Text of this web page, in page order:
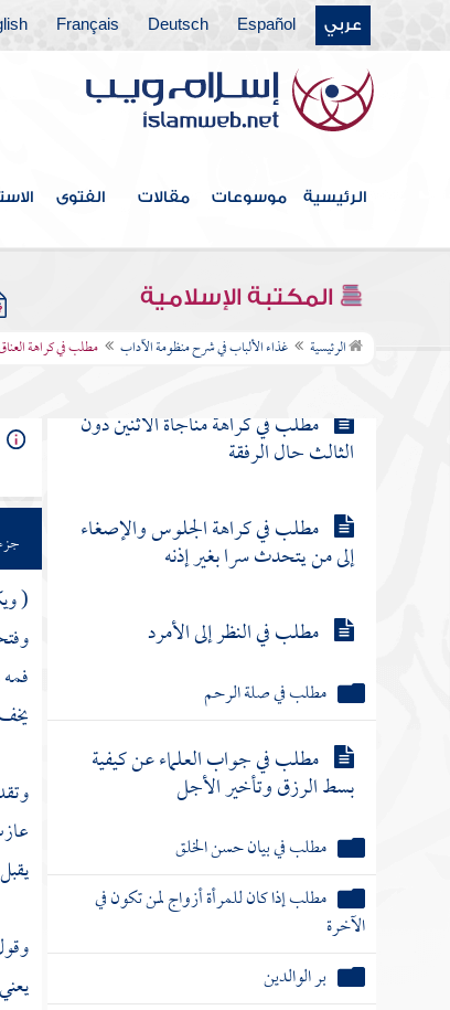
عربي Español
Deutsch
Français
الرئيسية موسوعات مقالات الفتوى
المكتبة الإسلامية
الرئيسية غذاء الألباب في شرح منظومة الآداب مطلب في كراهة
مطلب أول من صافح وعانق سيدنا
إبراهيم عليه السلام
تقبيل الرأس واليد
مطلب في كراهة العناق
مطلب في كراهة مناجاة الاثنين دون
الثالث حال الرفقة
مطلب في كراهة الجلوس والإصغاء
إلى من يتحدث سرا بغير إذنه
مطلب في النظر إلى الأمرد
مطلب في صلة الرحم
مطلب في جواب العلماء عن كيفية
بسط الرزق وتأخير الأجل
مطلب في بيان حسن الخلق
مطلب إذا كان للمرأة أزواج لمن تكون في
الآخرة
بر الوالدين
جزء
(
يعني